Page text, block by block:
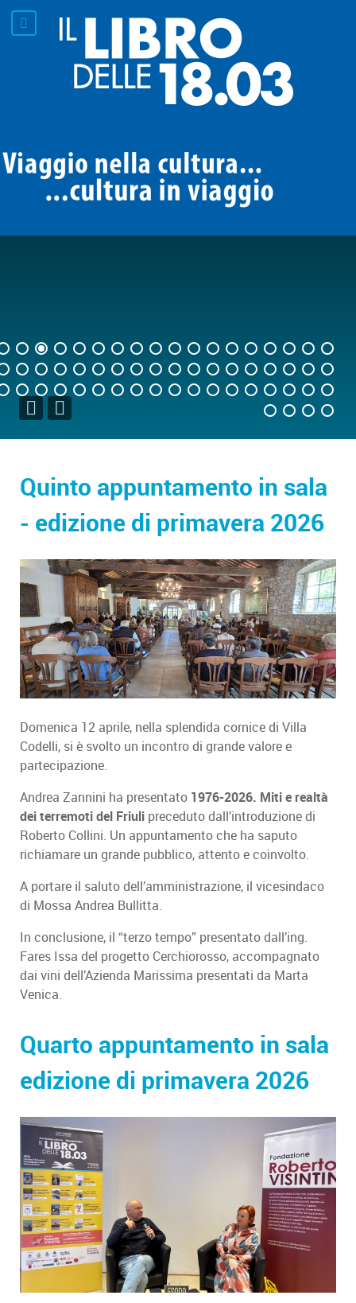
Quinto appuntamento in sala
- edizione di primavera 2026
Domenica 12 aprile, nella splendida cornice di Villa
Codelli, si è svolto un incontro di grande valore e
partecipazione.
Andrea Zannini ha presentato 1976-2026. Miti e realtà
dei terremoti del Friuli preceduto dall’introduzione di
Roberto Collini. Un appuntamento che ha saputo
richiamare un grande pubblico, attento e coinvolto.
A portare il saluto dell’amministrazione, il vicesindaco
di Mossa Andrea Bullitta.
In conclusione, il “terzo tempo” presentato dall’ing.
Fares Issa del progetto Cerchiorosso, accompagnato
dai vini dell’Azienda Marissima presentati da Marta
Venica.
Quarto appuntamento in sala
edizione di primavera 2026